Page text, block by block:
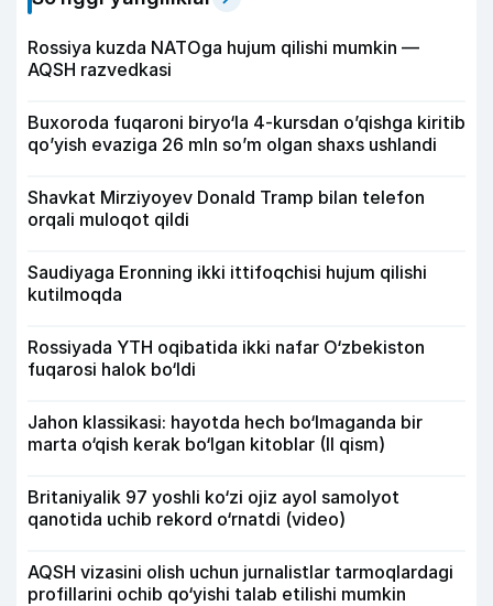
Rossiya kuzda NATOga hujum qilishi mumkin —
AQSH razvedkasi
Buxoroda fuqaroni biryo‘la 4-kursdan o’qishga kiritib
qo’yish evaziga 26 mln so’m olgan shaxs ushlandi
Shavkat Mirziyoyev Donald Tramp bilan telefon
orqali muloqot qildi
Saudiyaga Eronning ikki ittifoqchisi hujum qilishi
kutilmoqda
Rossiyada YTH oqibatida ikki nafar O‘zbekiston
fuqarosi halok bo‘ldi
Jahon klassikasi: hayotda hech bo‘lmaganda bir
marta o‘qish kerak bo‘lgan kitoblar (II qism)
Britaniyalik 97 yoshli ko‘zi ojiz ayol samolyot
qanotida uchib rekord o‘rnatdi (video)
AQSH vizasini olish uchun jurnalistlar tarmoqlardagi
profillarini ochib qo‘yishi talab etilishi mumkin